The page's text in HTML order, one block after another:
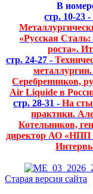
В
стр. 10-23 -
«Русская Сталь:
роста».
стр. 24-27 -
Серебренников,
Air Liquide в
стр. 28-31 - На
практики.
Котельников,
директор АО
Старая версия сайта